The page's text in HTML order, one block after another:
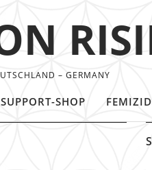
– GERMANY
SUPPORT-SHOP